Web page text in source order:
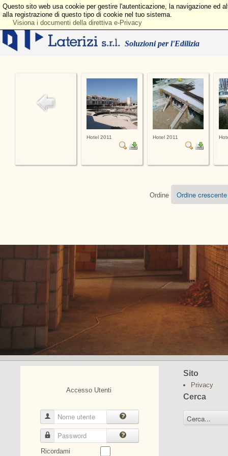
Soluzioni per l'Edilizia
Hotel 2011 Hotel 2011
Ordine
Accesso Utenti
Nome utente
Password
Ricordami
Sito
Privacy
Cerca
Questo sito web usa cookie per gestire l'autenticazione, la navigazione ed
alla registrazione di questo tipo di cookie nel tuo sistema.
Visiona i documenti della direttiva e-Privacy